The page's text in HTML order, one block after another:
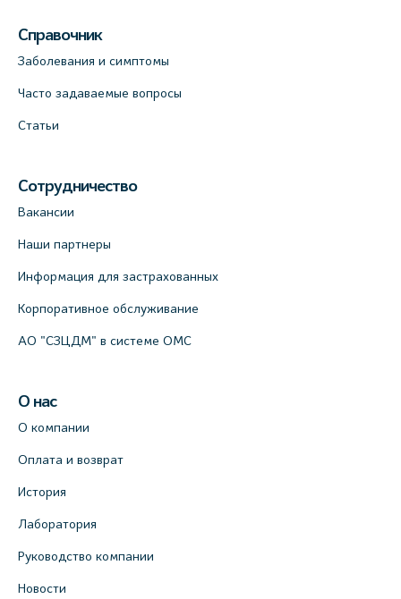
Справочник
Заболевания и симптомы
Часто задаваемые вопросы
Статьи
Сотрудничество
Вакансии
Наши партнеры
Информация для застрахованных
Корпоративное обслуживание
АО "СЗЦДМ" в системе ОМС
О нас
О компании
Оплата и возврат
История
Лаборатория
Руководство компании
Новости